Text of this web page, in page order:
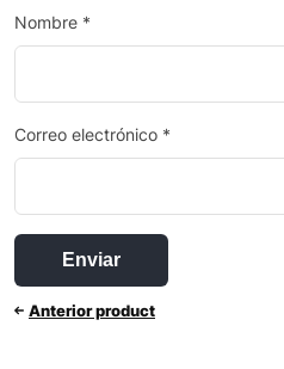
Nombre *
Correo electrónico *
Anterior product